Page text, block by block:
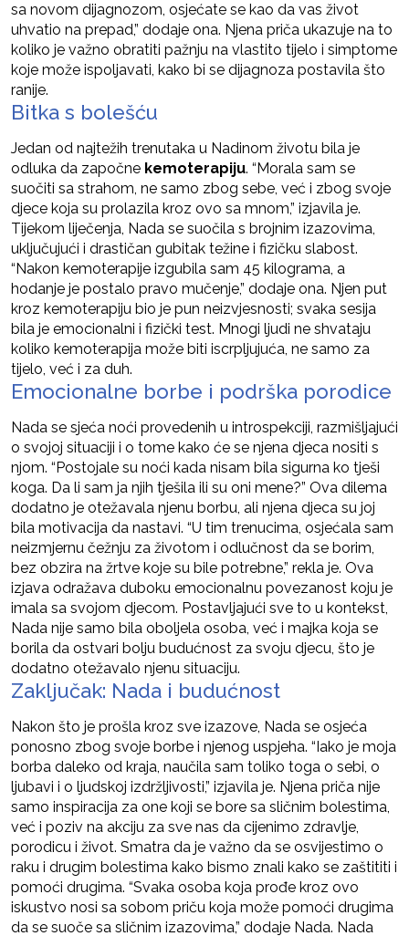
sa novom dijagnozom, osjećate se kao da vas život
uhvatio na prepad,” dodaje ona. Njena priča ukazuje na to
koliko je važno obratiti pažnju na vlastito tijelo i simptome
koje može ispoljavati, kako bi se dijagnoza postavila što
ranije.
Bitka s bolešću
Jedan od najtežih trenutaka u Nadinom životu bila je
odluka da započne kemoterapiju. “Morala sam se
suočiti sa strahom, ne samo zbog sebe, već i zbog svoje
djece koja su prolazila kroz ovo sa mnom,” izjavila je.
Tijekom liječenja, Nada se suočila s brojnim izazovima,
uključujući i drastičan gubitak težine i fizičku slabost.
“Nakon kemoterapije izgubila sam 45 kilograma, a
hodanje je postalo pravo mučenje,” dodaje ona. Njen put
kroz kemoterapiju bio je pun neizvjesnosti; svaka sesija
bila je emocionalni i fizički test. Mnogi ljudi ne shvataju
koliko kemoterapija može biti iscrpljujuća, ne samo za
tijelo, već i za duh.
Emocionalne borbe i podrška porodice
Nada se sjeća noći provedenih u introspekciji, razmišljajući
o svojoj situaciji i o tome kako će se njena djeca nositi s
njom. “Postojale su noći kada nisam bila sigurna ko tješi
koga. Da li sam ja njih tješila ili su oni mene?” Ova dilema
dodatno je otežavala njenu borbu, ali njena djeca su joj
bila motivacija da nastavi. “U tim trenucima, osjećala sam
neizmjernu čežnju za životom i odlučnost da se borim,
bez obzira na žrtve koje su bile potrebne,” rekla je. Ova
izjava odražava duboku emocionalnu povezanost koju je
imala sa svojom djecom. Postavljajući sve to u kontekst,
Nada nije samo bila oboljela osoba, već i majka koja se
borila da ostvari bolju budućnost za svoju djecu, što je
dodatno otežavalo njenu situaciju.
Zaključak: Nada i budućnost
Nakon što je prošla kroz sve izazove, Nada se osjeća
ponosno zbog svoje borbe i njenog uspjeha. “Iako je moja
borba daleko od kraja, naučila sam toliko toga o sebi, o
ljubavi i o ljudskoj izdržljivosti,” izjavila je. Njena priča nije
samo inspiracija za one koji se bore sa sličnim bolestima,
već i poziv na akciju za sve nas da cijenimo zdravlje,
porodicu i život. Smatra da je važno da se osvijestimo o
raku i drugim bolestima kako bismo znali kako se zaštititi i
pomoći drugima. “Svaka osoba koja prođe kroz ovo
iskustvo nosi sa sobom priču koja može pomoći drugima
da se suoče sa sličnim izazovima,” dodaje Nada. Nada